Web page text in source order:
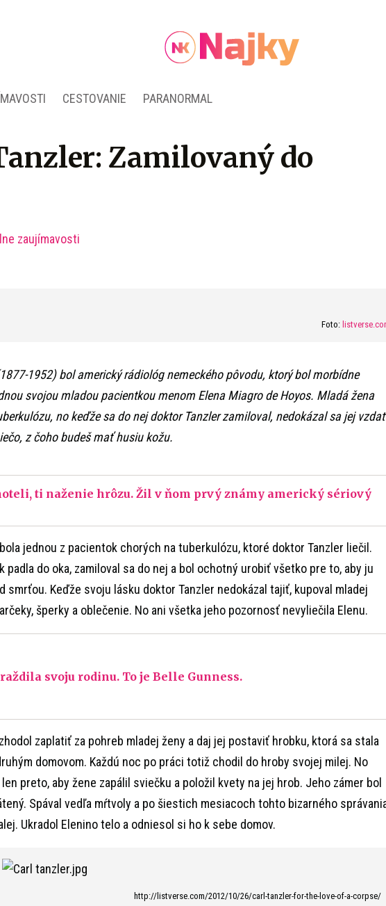
CESTOVANIE PARANORMAL
Zamilovaný do
zaujímavosti
Foto:
1952) bol americký rádiológ nemeckého pôvodu, ktorý bol morbídne
svojou mladou pacientkou menom Elena Miagro de Hoyos. Mladá žena
no keďže sa do nej doktor Tanzler zamiloval, nedokázal sa jej
z čoho budeš mať husiu kožu.
ti naženie hrôzu. Žil v ňom prvý známy americký sériový
jednou z pacientok chorých na tuberkulózu, ktoré doktor Tanzler liečil.
padla do oka, zamiloval sa do nej a bol ochotný urobiť všetko pre to, aby ju
smrťou. Keďže svoju lásku doktor Tanzler nedokázal tajiť, kupoval mladej
šperky a oblečenie. No ani všetka jeho pozornosť nevyliečila Elenu.
svoju rodinu. To je Belle Gunness.
zaplatiť za pohreb mladej ženy a daj jej postaviť hrobku, ktorá sa stala
domovom. Každú noc po práci totiž chodil do hroby svojej milej. No
preto, aby žene zapálil sviečku a položil kvety na jej hrob. Jeho zámer bol
Spával vedľa mŕtvoly a po šiestich mesiacoch tohto bizarného
Ukradol Elenino telo a odniesol si ho k sebe domov.
http://listverse.com/2012/10/26/carl-tanzler-for-the-love-of-a-corpse/